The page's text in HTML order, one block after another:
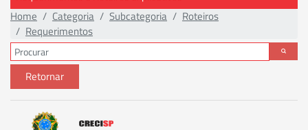
Home
Categoria Subcategoria
Roteiros
Requerimentos
Retornar